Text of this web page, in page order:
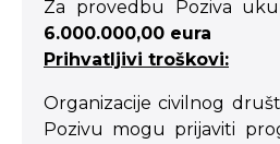
Za provedbu Poziva
6.000.000,00 eura
Prihvatljivi troškovi:
Organizacije civilnog
Pozivu mogu prijaviti